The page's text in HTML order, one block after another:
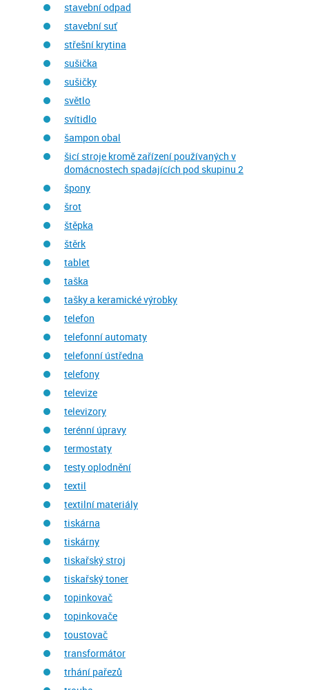
stavební odpad
stavební suť
střešní krytina
sušička
sušičky
světlo
svítidlo
šampon obal
šicí stroje kromě zařízení používaných v
domácnostech spadajících pod skupinu 2
špony
šrot
štěpka
štěrk
tablet
taška
tašky a keramické výrobky
telefon
telefonní automaty
telefonní ústředna
telefony
televize
televizory
terénní úpravy
termostaty
testy oplodnění
textil
textilní materiály
tiskárna
tiskárny
tiskařský stroj
tiskařský toner
topinkovač
topinkovače
toustovač
transformátor
trhání pařezů